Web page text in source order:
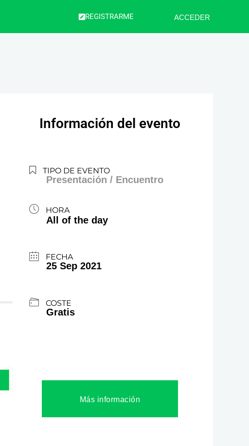
REGISTRARME ACCEDER
Información del evento
TIPO DE EVENTO
Presentación / Encuentro
HORA
All of the day
FECHA
25 Sep 2021
COSTE
Gratis
Más información